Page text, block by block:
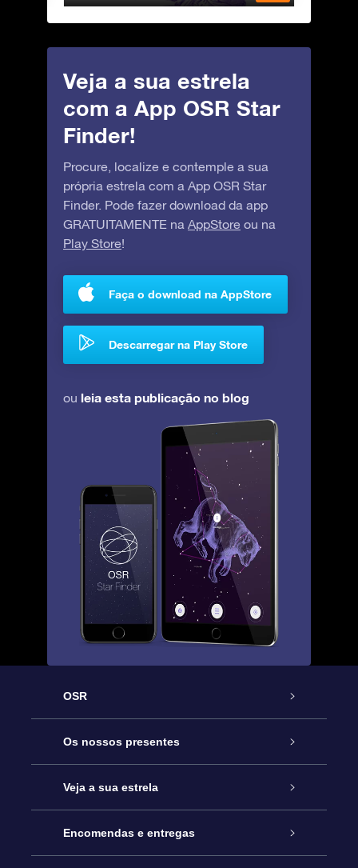
Veja a sua estrela
com a App OSR Star
Finder!
Procure, localize e contemple a sua
própria estrela com a App OSR Star
Finder. Pode fazer download da app
GRATUITAMENTE na AppStore ou na
Play Store!
Faça o download na AppStore
Descarregar na Play Store
ou leia esta publicação no blog
OSR
Serviço
Contactos
O Blog
Os nossos presentes
Prenda Star Online
Pacote Prenda OSR
Veja a sua estrela
Registo de Estrela
Encomendas e entregas